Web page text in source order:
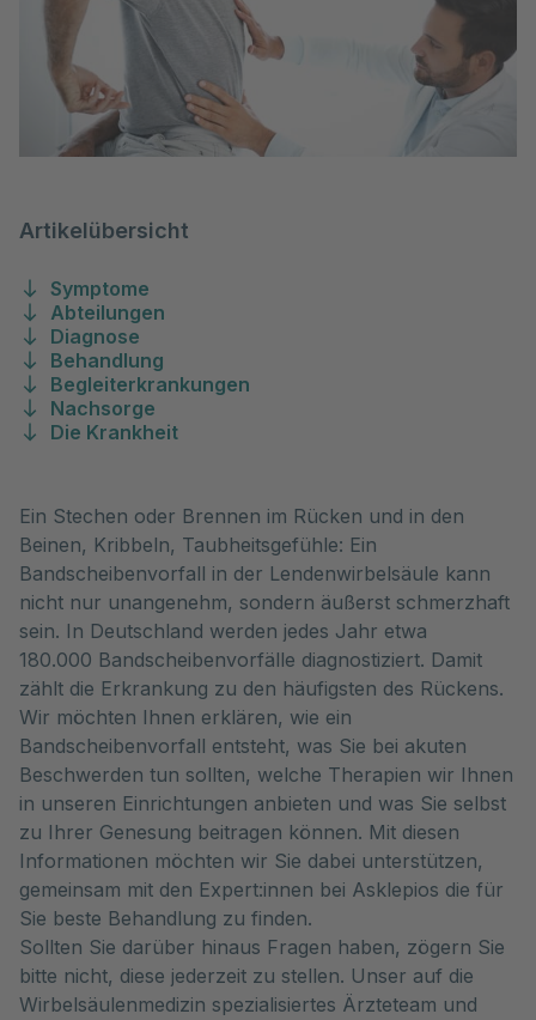
Artikelübersicht
Symptome
Abteilungen
Diagnose
Behandlung
Begleiterkrankungen
Nachsorge
Die Krankheit
Ein Stechen oder Brennen im Rücken und in den
Beinen, Kribbeln, Taubheitsgefühle: Ein
Bandscheibenvorfall in der Lendenwirbelsäule kann
nicht nur unangenehm, sondern äußerst schmerzhaft
sein. In Deutschland werden jedes Jahr etwa
180.000 Bandscheibenvorfälle diagnostiziert. Damit
zählt die Erkrankung zu den häufigsten des Rückens.
Wir möchten Ihnen erklären, wie ein
Bandscheibenvorfall entsteht, was Sie bei akuten
Beschwerden tun sollten, welche Therapien wir Ihnen
in unseren Einrichtungen anbieten und was Sie selbst
zu Ihrer Genesung beitragen können. Mit diesen
Informationen möchten wir Sie dabei unterstützen,
gemeinsam mit den Expert:innen bei Asklepios die für
Sie beste Behandlung zu finden.
Sollten Sie darüber hinaus Fragen haben, zögern Sie
bitte nicht, diese jederzeit zu stellen. Unser auf die
Wirbelsäulenmedizin spezialisiertes Ärzteteam und